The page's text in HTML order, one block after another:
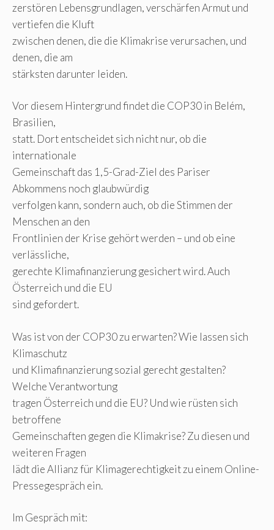
zerstören Lebensgrundlagen, verschärfen Armut und
vertiefen die Kluft
zwischen denen, die die Klimakrise verursachen, und
denen, die am
stärksten darunter leiden.
Vor diesem Hintergrund findet die COP30 in Belém,
Brasilien,
statt. Dort entscheidet sich nicht nur, ob die
internationale
Gemeinschaft das 1,5-Grad-Ziel des Pariser
Abkommens noch glaubwürdig
verfolgen kann, sondern auch, ob die Stimmen der
Menschen an den
Frontlinien der Krise gehört werden – und ob eine
verlässliche,
gerechte Klimafinanzierung gesichert wird. Auch
Österreich und die EU
sind gefordert.
Was ist von der COP30 zu erwarten? Wie lassen sich
Klimaschutz
und Klimafinanzierung sozial gerecht gestalten?
Welche Verantwortung
tragen Österreich und die EU? Und wie rüsten sich
betroffene
Gemeinschaften gegen die Klimakrise? Zu diesen und
weiteren Fragen
lädt die Allianz für Klimagerechtigkeit zu einem Online-
Pressegespräch ein.
Im Gespräch mit: